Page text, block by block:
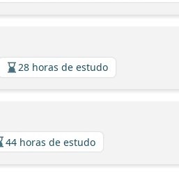
28 horas de estudo
44 horas de estudo